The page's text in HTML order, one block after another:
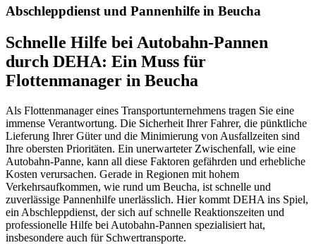
Abschleppdienst und Pannenhilfe in Beucha
Schnelle Hilfe bei Autobahn-Pannen
durch DEHA: Ein Muss für
Flottenmanager in Beucha
Als Flottenmanager eines Transportunternehmens tragen Sie eine
immense Verantwortung. Die Sicherheit Ihrer Fahrer, die pünktliche
Lieferung Ihrer Güter und die Minimierung von Ausfallzeiten sind
Ihre obersten Prioritäten. Ein unerwarteter Zwischenfall, wie eine
Autobahn-Panne, kann all diese Faktoren gefährden und erhebliche
Kosten verursachen. Gerade in Regionen mit hohem
Verkehrsaufkommen, wie rund um Beucha, ist schnelle und
zuverlässige Pannenhilfe unerlässlich. Hier kommt DEHA ins Spiel,
ein Abschleppdienst, der sich auf schnelle Reaktionszeiten und
professionelle Hilfe bei Autobahn-Pannen spezialisiert hat,
insbesondere auch für Schwertransporte.